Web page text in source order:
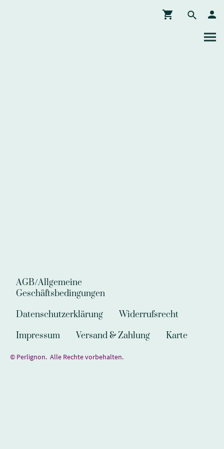
AGB/Allgemeine
Geschäftsbedingungen
Datenschutzerklärung
Widerrufsrecht
Impressum
Versand & Zahlung Karte
© Perlignon. Alle Rechte vorbehalten.